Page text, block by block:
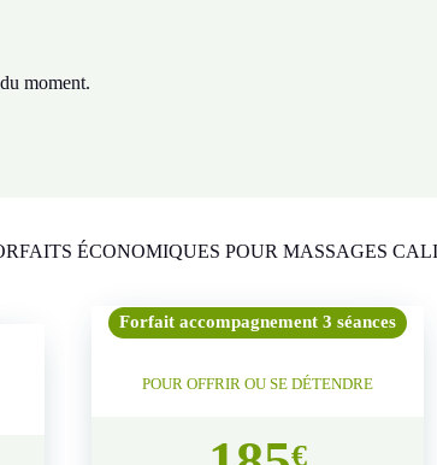
moment.
ÉCONOMIQUES POUR MASSAGES
Forfait accompagnement 3 séances
POUR OFFRIR OU SE DÉTENDRE
€